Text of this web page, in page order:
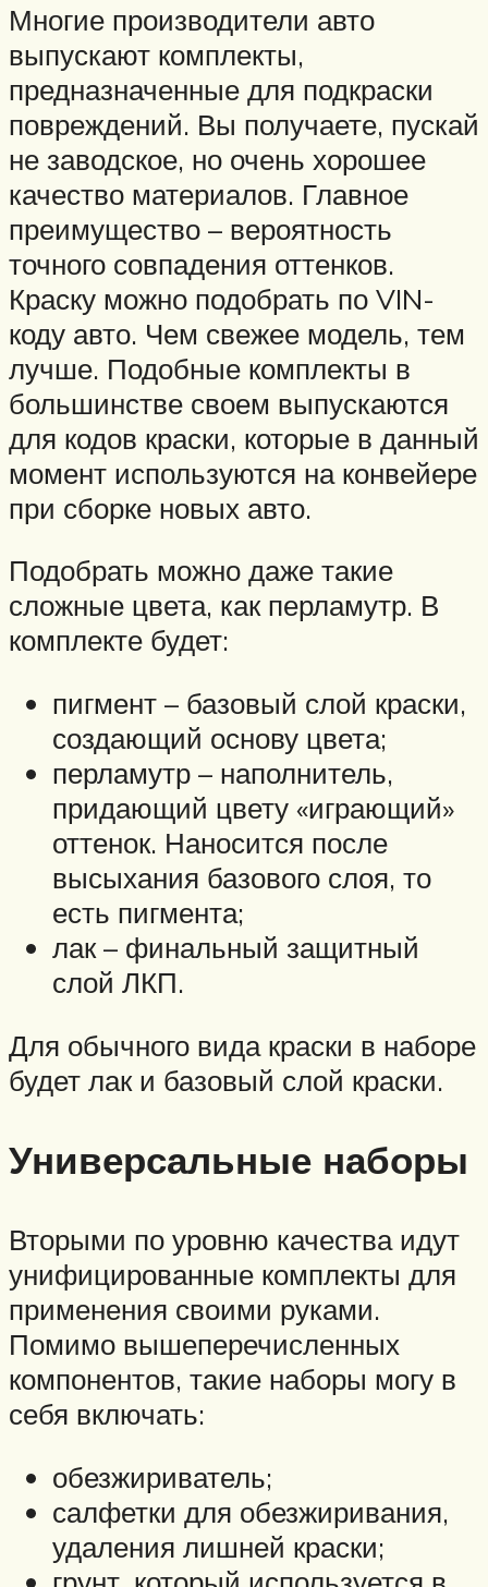
Многие производители авто
выпускают комплекты,
предназначенные для подкраски
повреждений. Вы получаете, пускай
не заводское, но очень хорошее
качество материалов. Главное
преимущество – вероятность
точного совпадения оттенков.
Краску можно подобрать по VIN-
коду авто. Чем свежее модель, тем
лучше. Подобные комплекты в
большинстве своем выпускаются
для кодов краски, которые в данный
момент используются на конвейере
при сборке новых авто.
Подобрать можно даже такие
сложные цвета, как перламутр. В
комплекте будет:
пигмент – базовый слой краски,
создающий основу цвета;
перламутр – наполнитель,
придающий цвету «играющий»
оттенок. Наносится после
высыхания базового слоя, то
есть пигмента;
лак – финальный защитный
слой ЛКП.
Для обычного вида краски в наборе
будет лак и базовый слой краски.
Универсальные наборы
Вторыми по уровню качества идут
унифицированные комплекты для
применения своими руками.
Помимо вышеперечисленных
компонентов, такие наборы могу в
себя включать:
обезжириватель;
салфетки для обезжиривания,
удаления лишней краски;